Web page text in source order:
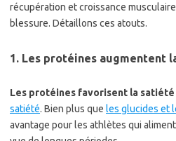
récupération et croissance
blessure. Détaillons ces atouts.
1. Les protéines augmentent
Les protéines favorisent la satiété
satiété. Bien plus que les glucides et
avantage pour les athlètes qui